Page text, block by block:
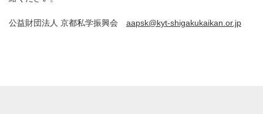
公益財団法人 京都私学振興会 aapsk@kyt-shigakukaikan.or.jp